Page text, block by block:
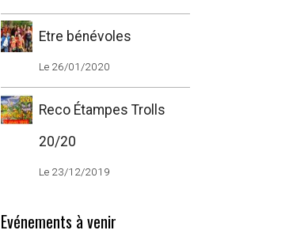
Etre bénévoles
Le 26/01/2020
Reco Étampes Trolls
20/20
Le 23/12/2019
Evénements à venir